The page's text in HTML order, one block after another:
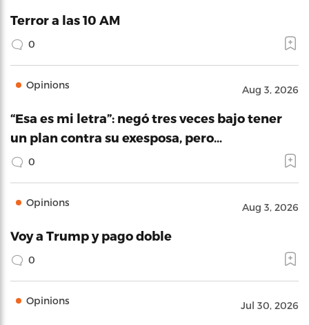
Terror a las 10 AM
0
Opinions Aug 3, 2026
“Esa es mi letra”: negó tres veces bajo tener
un plan contra su exesposa, pero…
0
Opinions Aug 3, 2026
Voy a Trump y pago doble
0
Opinions Jul 30, 2026